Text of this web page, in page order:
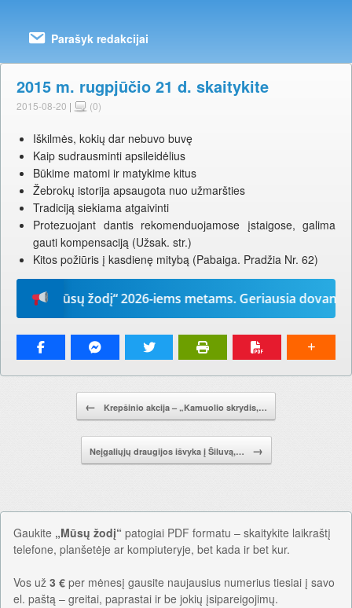
Parašyk redakcijai
2015 m. rugpjūčio 21 d. skaitykite
2015-08-20 | (0)
Iškilmės, kokių dar nebuvo buvę
Kaip sudrausminti apsileidėlius
Būkime matomi ir matykime kitus
Žebrokų istorija apsaugota nuo užmaršties
Tradiciją siekiama atgaivinti
Protezuojant dantis rekomenduojamose įstaigose, galima
gauti kompensaciją (Užsak. str.)
Kitos požiūris į kasdienę mitybą (Pabaiga. Pradžia Nr. 62)
„Mūsų žodį“ 2026-iems metams. Geriausia dovana –
Pranešimo navigacija.
← Krepšinio akcija – „Kamuolio skrydis,…
Neįgaliųjų draugijos išvyka į Šiluvą,… →
Gaukite „Mūsų žodį“ patogiai PDF formatu – skaitykite laikraštį
telefone, planšetėje ar kompiuteryje, bet kada ir bet kur.
Vos už 3 € per mėnesį gausite naujausius numerius tiesiai į savo
el. paštą – greitai, paprastai ir be jokių įsipareigojimų.